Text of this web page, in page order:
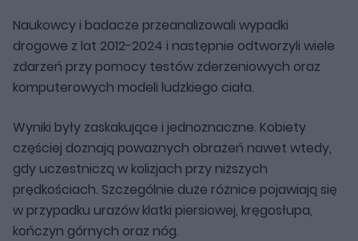
Naukowcy i badacze przeanalizowali wypadki
drogowe z lat 2012-2024 i następnie odtworzyli wiele
zdarzeń przy pomocy testów zderzeniowych oraz
komputerowych modeli ludzkiego ciała.
Wyniki były zaskakujące i jednoznaczne. Kobiety
częściej doznają poważnych obrażeń nawet wtedy,
gdy uczestniczą w kolizjach przy niższych
prędkościach. Szczególnie duże różnice pojawiają się
w przypadku urazów klatki piersiowej, kręgosłupa,
kończyn górnych oraz nóg.